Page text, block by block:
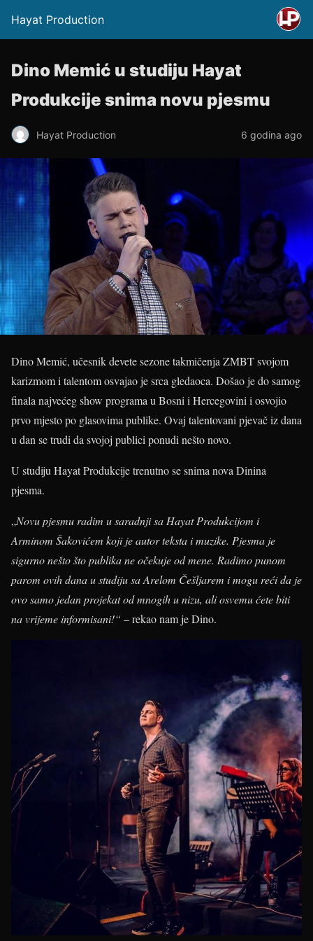
Hayat Production
Dino Memić u studiju Hayat
Produkcije snima novu pjesmu
Hayat Production 6 godina ago
Dino Memić, učesnik devete sezone takmičenja ZMBT svojom
karizmom i talentom osvajao je srca gledaoca. Došao je do samog
finala najvećeg show programa u Bosni i Hercegovini i osvojio
prvo mjesto po glasovima publike. Ovaj talentovani pjevač iz dana
u dan se trudi da svojoj publici ponudi nešto novo.
U studiju Hayat Produkcije trenutno se snima nova Dinina
pjesma.
„Novu pjesmu radim u saradnji sa Hayat Produkcijom i
Arminom Šakovićem koji je autor teksta i muzike. Pjesma je
sigurno nešto što publika ne očekuje od mene. Radimo punom
parom ovih dana u studiju sa Arelom Češljarem i mogu reći da je
ovo samo jedan projekat od mnogih u nizu, ali osvemu ćete biti
na vrijeme informisani!“ – rekao nam je Dino.